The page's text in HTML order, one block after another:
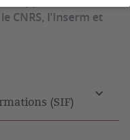
CNRS, l'Inserm et
(SIF)